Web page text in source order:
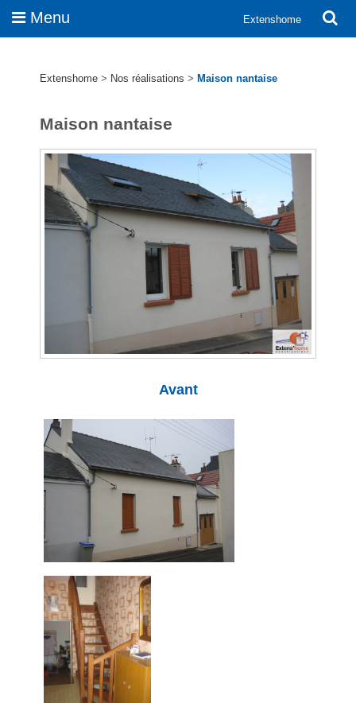
Menu Extenshome
Extenshome > Nos réalisations > Maison nantaise
Maison nantaise
Avant